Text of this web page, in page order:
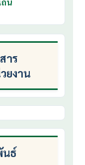
าร
ยงาน
นธ์